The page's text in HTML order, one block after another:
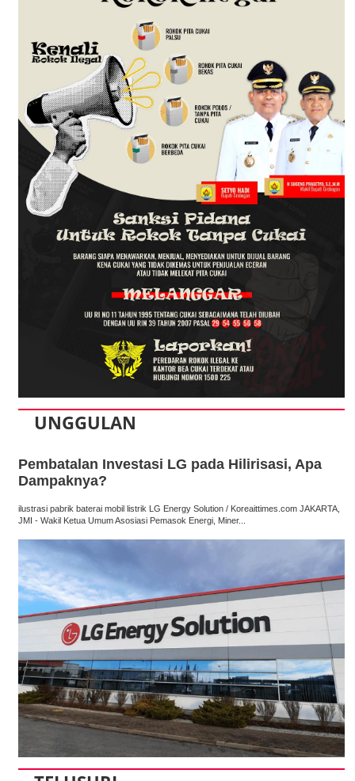
UNGGULAN
Pembatalan Investasi LG pada Hilirisasi, Apa
Dampaknya?
ilustrasi pabrik baterai mobil listrik LG Energy Solution / Koreaittimes.com JAKARTA,
JMI - Wakil Ketua Umum Asosiasi Pemasok Energi, Miner...